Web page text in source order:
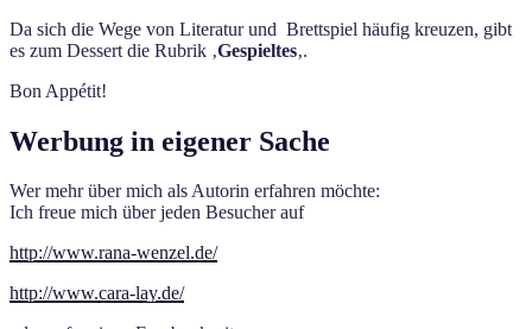
Da sich die Wege von Literatur und Brettspiel häufig kreuzen, gibt
es zum Dessert die Rubrik ‚Gespieltes‚.
Bon Appétit!
Werbung in eigener Sache
Wer mehr über mich als Autorin erfahren möchte:
Ich freue mich über jeden Besucher auf
http://www.rana-wenzel.de/
http://www.cara-lay.de/